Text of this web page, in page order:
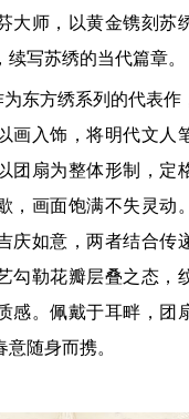
大师，以黄金镌刻苏
写苏绣的当代篇章。
为东方绣系列的代表作
画入饰，将明代文人
团扇为整体形制，定
，画面饱满不失灵动
庆如意，两者结合传
勾勒花瓣层叠之态，
感。佩戴于耳畔，团
随身而携。